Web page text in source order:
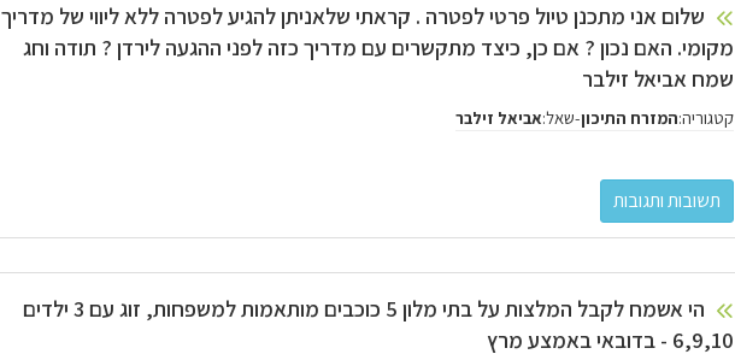
שלום אני מתכנן טיול פרטי לפטרה . קראתי שלאניתן להגיע לפטרה ללא ליווי של מדריך
מקומי. האם נכון ? אם כן, כיצד מתקשרים עם מדריך כזה לפני ההגעה לירדן ? תודה וחג
שמח אביאל זילבר
קטגוריה:המזרח התיכון-שאל:אביאל זילבר
הי אשמח לקבל המלצות על בתי מלון 5 כוכבים מותאמות למשפחות, זוג עם 3 ילדים
6,9,10 - בדובאי באמצע מרץ